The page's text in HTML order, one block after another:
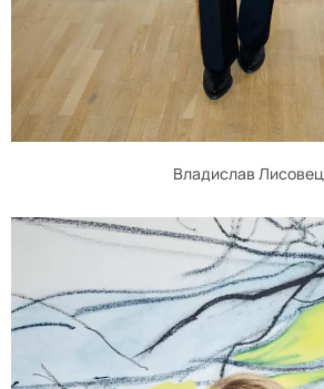
Владислав Лисовец